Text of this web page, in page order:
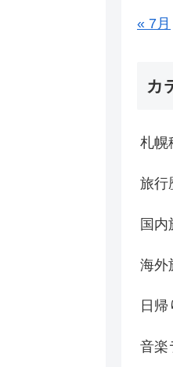
« 7月
カ
札幌
旅行
国内
海外
日帰
音楽